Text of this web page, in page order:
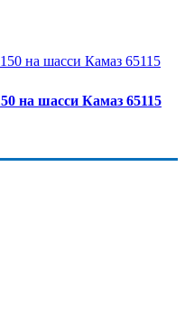
шасси Камаз 65115